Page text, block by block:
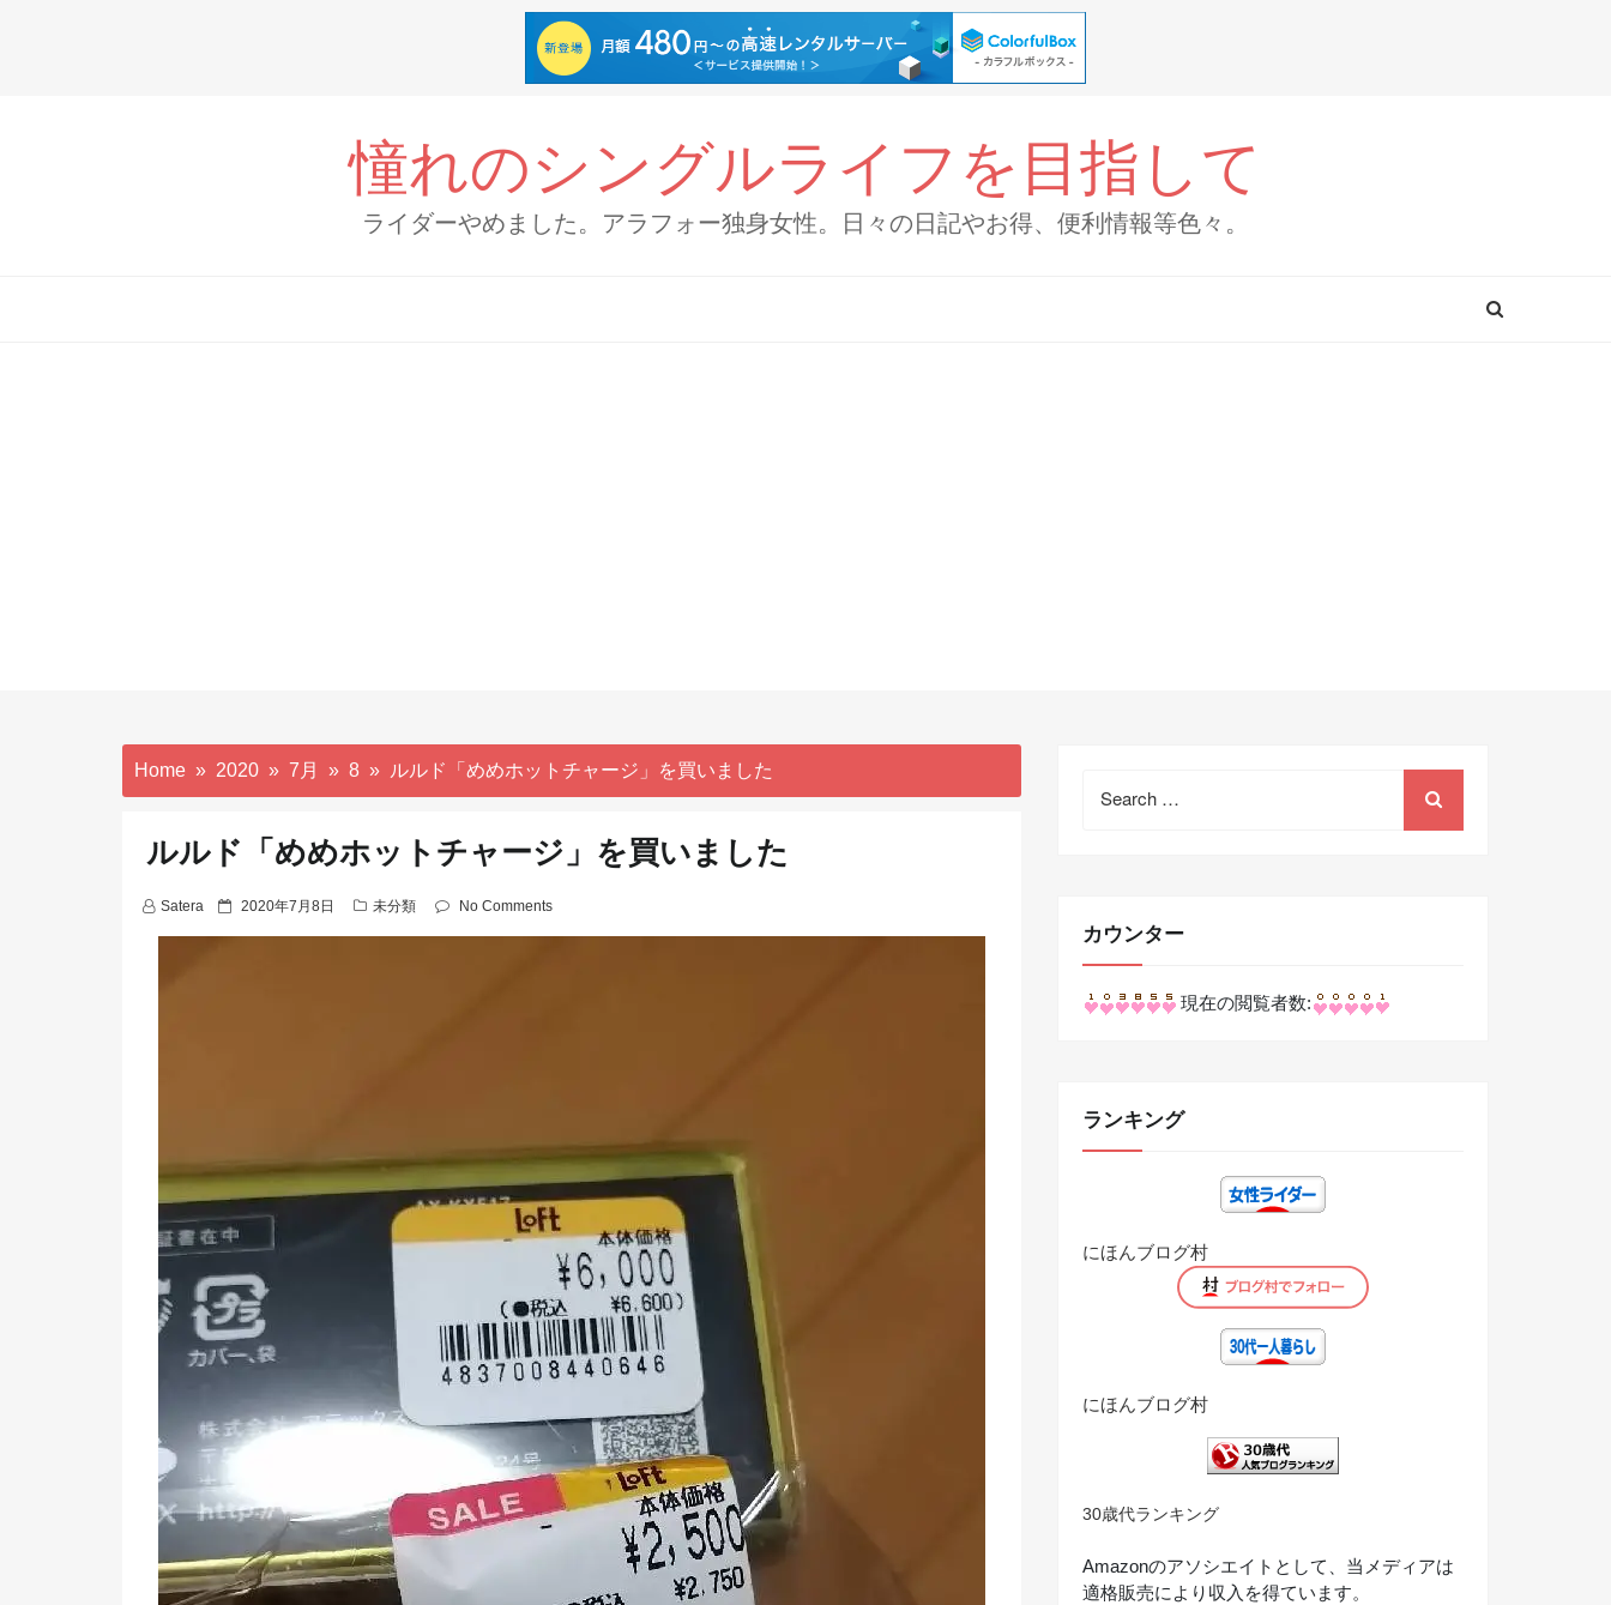
憧れのシングルライフを目指して
ライダーやめました。アラフォー独身女性。日々の日記やお得、便利情報等色々。
Home 2020 7月 8 ルルド「めめホットチャージ」を買いました
ルルド「めめホットチャージ」を買いました
Satera
P 2020年7月8日 未分類 No Comments
for:
カウンター
現在の閲覧者数:
ランキング
にほんブログ村
にほんブログ村
30歳代ランキング
Amazonのアソシエイトとして、当メディアは
適格販売により収入を得ています。